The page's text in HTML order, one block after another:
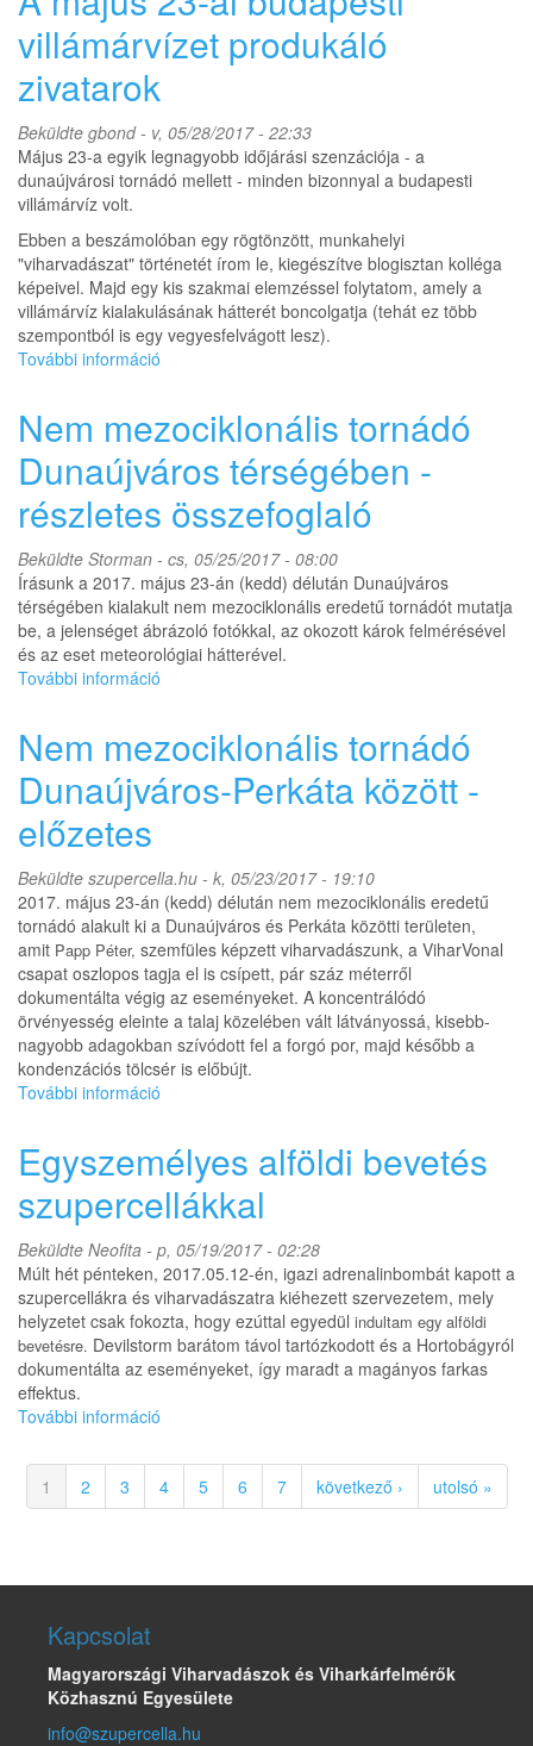
hegyen
tartalommal
villámárvízet produkáló
zivatarok
Beküldte gbond- v, 05/28/2017 - 22:33
Május 23-a egyik legnagyobb időjárási szenzációja - a
dunaújvárosi tornádó mellett - minden bizonnyal a budapesti
villámárvíz volt.
Ebben a beszámolóban egy rögtönzött, munkahelyi
"viharvadászat" történetét írom le, kiegészítve blogisztan kolléga
képeivel. Majd egy kis szakmai elemzéssel folytatom, amely a
villámárvíz kialakulásának hátterét boncolgatja (tehát ez több
szempontból is egy vegyesfelvágott lesz).
További információ
ai
budapesti
villámárvízet
produkáló
zivatarok
tartalommal
kapcsolatosan
Nem mezociklonális tornádó
Dunaújváros térségében -
részletes összefoglaló
Beküldte Storman - cs, 05/25/2017 - 08:00
Írásunk a 2017. május 23-án (kedd) délután Dunaújváros
térségében kialakult nem mezociklonális eredetű tornádót mutatja
be, a jelenséget ábrázoló fotókkal, az okozott károk felmérésével
és az eset meteorológiai hátterével.
További információ
Dunaújváros
térségében
-
tartalommal
kapcsolatosan
Nem mezociklonális tornádó
Dunaújváros-Perkáta között -
előzetes
Beküldte szupercella.hu - k, 05/23/2017 - 19:10
2017. május 23-án (kedd) délután nem mezociklonális eredetű
tornádó alakult ki a Dunaújváros és Perkáta közötti területen,
amit Papp Péter, szemfüles képzett viharvadászunk, a ViharVonal
csapat oszlopos tagja el is csípett, pár száz méterről
dokumentálta végig az eseményeket. A koncentrálódó
örvényesség eleinte a talaj közelében vált látványossá, kisebb-
nagyobb adagokban szívódott fel a forgó por, majd később a
kondenzációs tölcsér is előbújt.
További információ
Dunaújváros-
Perkáta
között
előzetes
tartalommal
kapcsolatosan
Egyszemélyes alföldi bevetés
szupercellákkal
Beküldte Neofita - p, 05/19/2017 - 02:28
Múlt hét pénteken, 2017.05.12-én, igazi adrenalinbombát kapott a
szupercellákra és viharvadászatra kiéhezett szervezetem, mely
helyzetet csak fokozta, hogy ezúttal egyedül indultam egy alföldi
bevetésre. Devilstorm barátom távol tartózkodott és a Hortobágyról
dokumentálta az eseményeket, így maradt a magányos farkas
effektus.
További információ
bevetés
szupercellákkal
tartalommal
1 2 3 4 5 6 7 következő › utolsó »
Kapcsolat
Magyarországi Viharvadászok és Viharkárfelmérők
Közhasznú Egyesülete
info@szupercella.hu